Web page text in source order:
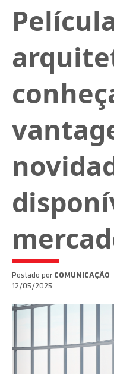
Postado por COMUNICAÇÃO
12/05/2025